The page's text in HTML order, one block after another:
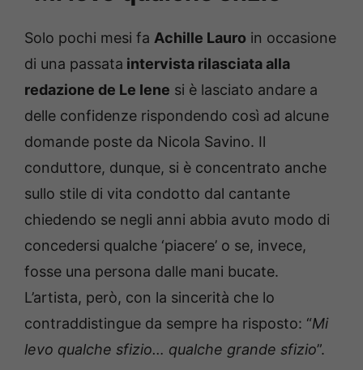
Solo pochi mesi fa Achille Lauro in occasione
di una passata intervista rilasciata alla
redazione de Le Iene si è lasciato andare a
delle confidenze rispondendo così ad alcune
domande poste da Nicola Savino. Il
conduttore, dunque, si è concentrato anche
sullo stile di vita condotto dal cantante
chiedendo se negli anni abbia avuto modo di
concedersi qualche ‘piacere’ o se, invece,
fosse una persona dalle mani bucate.
L’artista, però, con la sincerità che lo
contraddistingue da sempre ha risposto: “Mi
levo qualche sfizio… qualche grande sfizio”.